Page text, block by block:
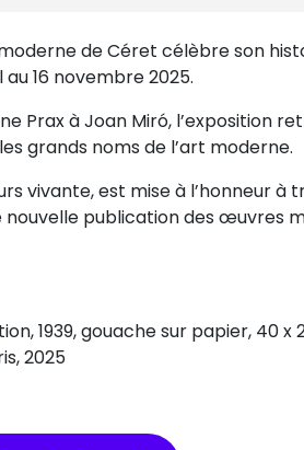
de Céret célèbre son
16 novembre 2025.
Prax à Joan Miró, l’exposition
grands noms de l’art moderne.
vivante, est mise à l’honneur à
publication des œuvres
1939, gouache sur papier, 40 x
2025